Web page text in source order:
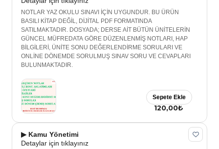
NOTLAR YAZ OKULU SINAVI İÇİN UYGUNDUR. BU ÜRÜN
BASILI KİTAP DEĞİL, DİJİTAL PDF FORMATINDA
SATILMAKTADIR. DOSYADA; DERSE AİT BÜTÜN ÜNİTELERİN
GÜNCEL MÜFREDATA GÖRE DÜZENLENMİŞ NOTLARI, HAP
BİLGİLERİ, ÜNİTE SONU DEĞERLENDİRME SORULARI VE
ONLİNE DÖNEMDE SORULMUŞ SINAV SORU VE CEVAPLARI
BULUNMAKTADIR.
120,00₺
Sepete Ekle
▶ Kamu Yönetimi
Detaylar için tıklayınız